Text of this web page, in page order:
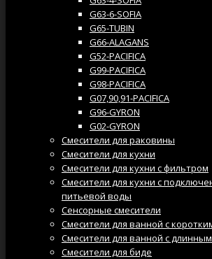
G63-6-SOFIA
G65-TUBIN
G66-ALAGANS
G52-PACIFICA
G99-PACIFICA
G98-PACIFICA
G07,90,91-PACIFICA
G96-GYRON
G02-GYRON
Смесители для раковины
Смесители для кухни
Смесители для кухни с фильтром
Смесители для кухни с
питьевой воды
Сенсорные смесители
Смесители для ванной с
Смесители для ванной с
Смесители для биде